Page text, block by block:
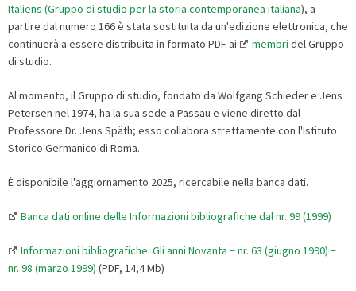
Italiens (Gruppo di studio per la storia contemporanea italiana), a
partire dal numero 166 è stata sostituita da un'edizione elettronica, che
continuerà a essere distribuita in formato PDF ai
membri del Gruppo
di studio.
Al momento, il Gruppo di studio, fondato da Wolfgang Schieder e Jens
Petersen nel 1974, ha la sua sede a Passau e viene diretto dal
Professore Dr. Jens Späth; esso collabora strettamente con l'Istituto
Storico Germanico di Roma.
È disponibile l'aggiornamento 2025, ricercabile nella banca dati.
Banca dati online delle Informazioni bibliografiche dal nr. 99 (1999)
Informazioni bibliografiche: Gli anni Novanta – nr. 63 (giugno 1990) –
nr. 98 (marzo 1999) (PDF, 14,4 Mb)